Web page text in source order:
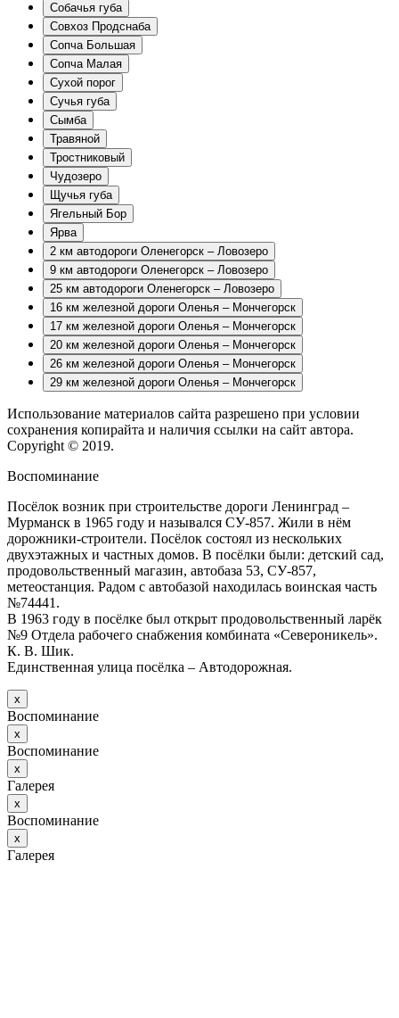
Собачья губа
Совхоз Продснаба
Сопча Большая
Сопча Малая
Сухой порог
Сучья губа
Сымба
Травяной
Тростниковый
Чудозеро
Щучья губа
Ягельный Бор
Ярва
2 км автодороги Оленегорск – Ловозеро
9 км автодороги Оленегорск – Ловозеро
25 км автодороги Оленегорск – Ловозеро
16 км железной дороги Оленья – Мончегорск
17 км железной дороги Оленья – Мончегорск
20 км железной дороги Оленья – Мончегорск
26 км железной дороги Оленья – Мончегорск
29 км железной дороги Оленья – Мончегорск
Использование материалов сайта разрешено при условии
сохранения копирайта и наличия ссылки на сайт автора.
Copyright © 2019.
Воспоминание
Посёлок возник при строительстве дороги Ленинград –
Мурманск в 1965 году и назывался СУ-857. Жили в нём
дорожники-строители. Посёлок состоял из нескольких
двухэтажных и частных домов. В посёлки были: детский сад,
продовольственный магазин, автобаза 53, СУ-857,
метеостанция. Радом с автобазой находилась воинская часть
№74441.
В 1963 году в посёлке был открыт продовольственный ларёк
№9 Отдела рабочего снабжения комбината «Североникель».
К. В. Шик.
Единственная улица посёлка – Автодорожная.
х
Воспоминание
х
Воспоминание
х
Галерея
х
Воспоминание
х
Галерея